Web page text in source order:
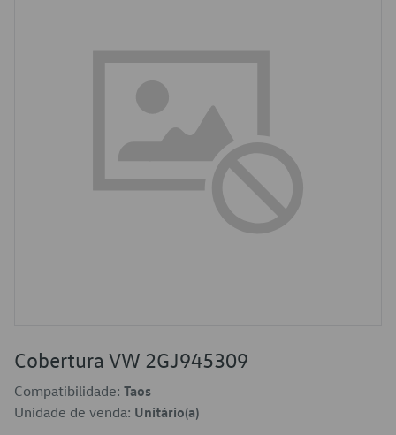
Cobertura VW 2GJ945309
Compatibilidade: Taos
Unidade de venda: Unitário(a)